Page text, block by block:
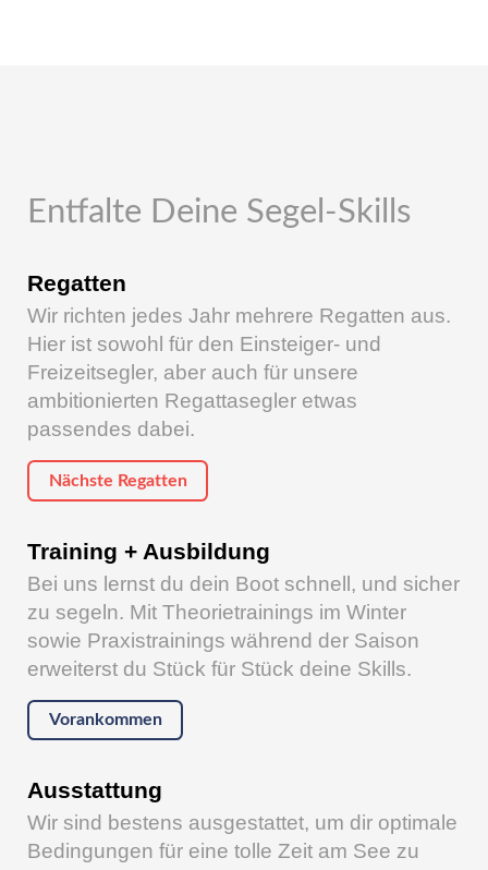
Entfalte Deine Segel-Skills
Regatten
Wir richten jedes Jahr mehrere Regatten aus.
Hier ist sowohl für den Einsteiger- und
Freizeitsegler, aber auch für unsere
ambitionierten Regattasegler etwas
passendes dabei.
Nächste Regatten
Training + Ausbildung
Bei uns lernst du dein Boot schnell, und sicher
zu segeln. Mit Theorietrainings im Winter
sowie Praxistrainings während der Saison
erweiterst du Stück für Stück deine Skills.
Vorankommen
Ausstattung
Wir sind bestens ausgestattet, um dir optimale
Bedingungen für eine tolle Zeit am See zu